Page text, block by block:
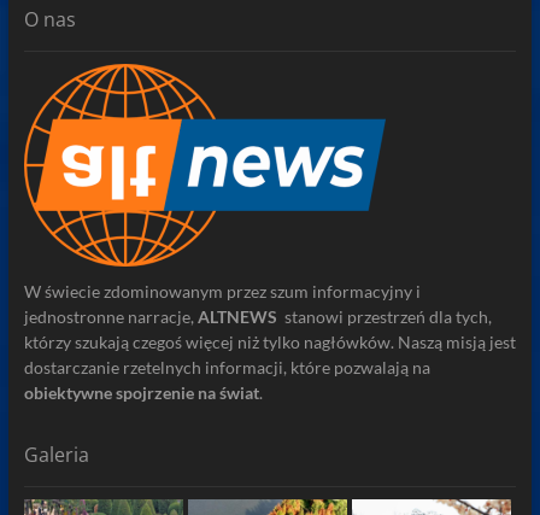
O nas
W świecie zdominowanym przez szum informacyjny i
jednostronne narracje, ALTNEWS stanowi przestrzeń dla tych,
którzy szukają czegoś więcej niż tylko nagłówków. Naszą misją jest
dostarczanie rzetelnych informacji, które pozwalają na
obiektywne spojrzenie na świat.
Galeria